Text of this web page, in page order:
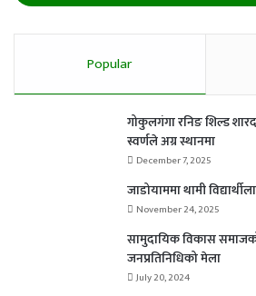
Popular
गोकुलगंगा रनिङ शिल्ड
स्वर्णले अग्र स्थानमा
December 7, 2025
जाडोयाममा थामी
November 24, 2025
सामुदायिक विकास
जनप्रतिनिधिको मेला
July 20, 2024